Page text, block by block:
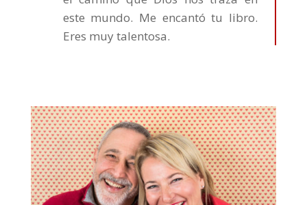
este mundo. Me encantó tu libro.
Eres muy talentosa.